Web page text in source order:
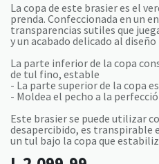
La copa de este brasier es el
prenda. Confeccionada en un
transparencias sutiles que
y un acabado delicado al diseño
La parte inferior de la copa
de tul fino, estable
- La parte superior de la copa
- Moldea el pecho a la
Este brasier se puede utilizar
desapercibido, es transpirable
un tul bajo la copa que